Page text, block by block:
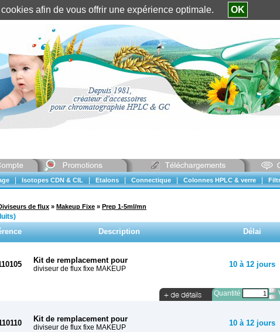
Identification client ||Mon compte
Isotopes CDN & CIL Etalons Connectique Colonnes HPLC & verre
de flux » Makeup Fixe » Prep 1-5ml/mn
Description Délai
Kit de remplacement pour
diviseur de flux fixe MAKEUP 10 à 12 jours
Quantité
Kit de remplacement pour
diviseur de flux fixe MAKEUP 10 à 12 jours
cookies afin de vous offrir une expérience optimale. OK